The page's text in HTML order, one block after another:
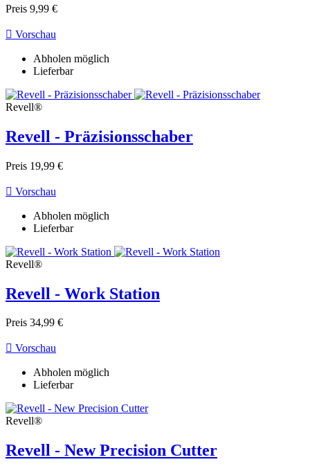
Preis 9,99 €
 Vorschau
Abholen möglich
Lieferbar
Revell®
Revell - Präzisionsschaber
Preis 19,99 €
 Vorschau
Abholen möglich
Lieferbar
Revell®
Revell - Work Station
Preis 34,99 €
 Vorschau
Abholen möglich
Lieferbar
Revell®
Revell - New Precision Cutter